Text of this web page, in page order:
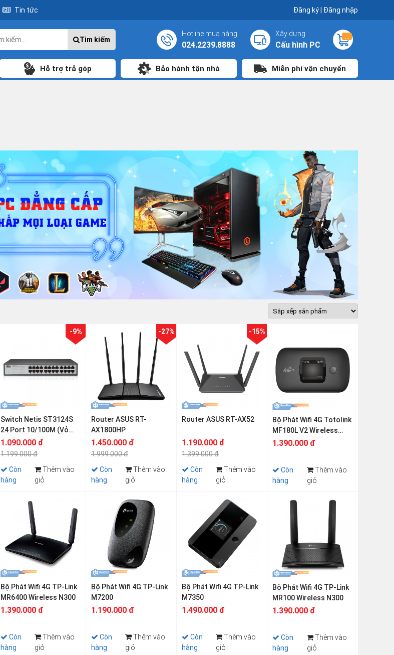
Tin tức Đăng ký| Đăng nhập
Tìm kiếm
Hotline mua hàng
024.2239.8888
Xây dựng
Cấu hình PC
Hỗ trợ trả góp Bảo hành tận nhà Miễn phí vận chuyển
-9%
Switch Netis ST3124S
24 Port 10/100M (Vỏ
Kim Loại)
1.090.000 đ
1.199.000 đ
Còn
hàng
Thêm vào
giỏ
-27%
Router ASUS RT-
AX1800HP
1.450.000 đ
1.999.000 đ
Còn
hàng
Thêm vào
giỏ
-15%
Router ASUS RT-AX52
1.190.000 đ
1.399.000 đ
Còn
hàng
Thêm vào
giỏ
Bộ Phát Wifi 4G Totolink
MF180L V2 Wireless
N150Mbps
1.390.000 đ
Còn
hàng
Thêm vào
giỏ
Bộ Phát Wifi 4G TP-Link
MR6400 Wireless N300
1.390.000 đ
Còn
hàng
Thêm vào
giỏ
Bộ Phát Wifi 4G TP-Link
M7200
1.190.000 đ
Còn
hàng
Thêm vào
giỏ
Bộ Phát Wifi 4G TP-Link
M7350
1.490.000 đ
Còn
hàng
Thêm vào
giỏ
Bộ Phát Wifi 4G TP-Link
MR100 Wireless N300
1.390.000 đ
Còn
hàng
Thêm vào
giỏ